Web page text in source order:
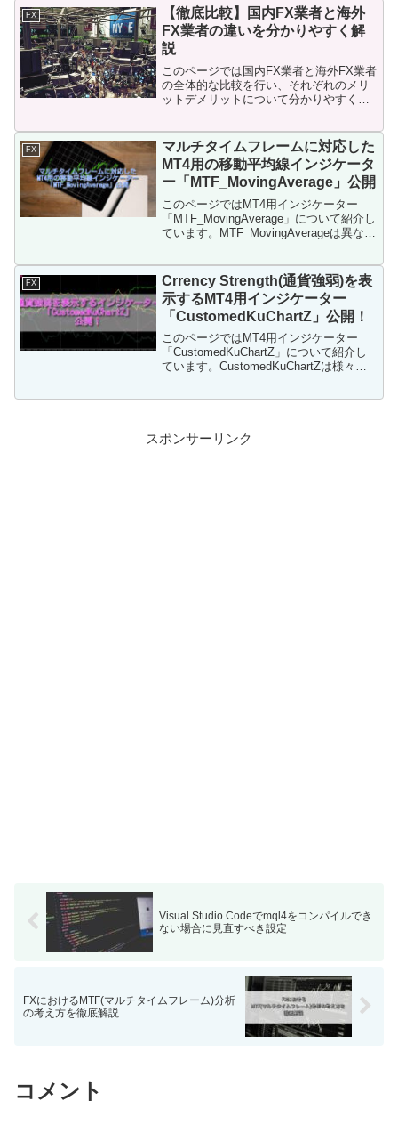
ルエスアイ)どのようななものかが分かり
ます。
FX
【徹底比較】国内FX業者と海外
FX業者の違いを分かりやすく解
説
このページでは国内FX業者と海外FX業者
の全体的な比較を行い、それぞれのメリ
ットデメリットについて分かりやすく解
ば、国内と海外のそれぞれのFX業者の違
いが分かります。
FX
マルチタイムフレームに対応した
MT4用の移動平均線インジケータ
ー「MTF_MovingAverage」公開
このページではMT4用インジケーター
「MTF_MovingAverage」について紹介し
ています。MTF_MovingAverageは異なる
MTF_MovingAverageの仕様や使い方が分
かります。
FX
Crrency Strength(通貨強弱)を表
示するMT4用インジケーター
「CustomedKuChartZ」公開！
このページではMT4用インジケーター
「CustomedKuChartZ」について紹介し
ています。CustomedKuChartZは様々な
スポンサーリンク
Visual Studio Codeでmql4をコンパイルでき
ない場合に見直すべき設定
FXにおけるMTF(マルチタイムフレーム)分析
の考え方を徹底解説
コメント